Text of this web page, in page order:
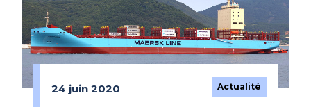
24 juin 2020 Actualité